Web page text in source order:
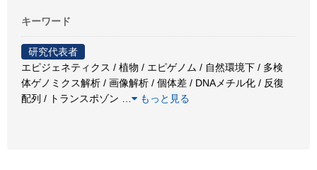
キーワード
研究代表者
エピジェネティクス / 植物 / エピゲノム / 自然環境下 / 多検
体ゲノミクス解析 / 画像解析 / 個体差 / DNAメチル化 / 反復
配列 / トランスポゾン
もっと見る